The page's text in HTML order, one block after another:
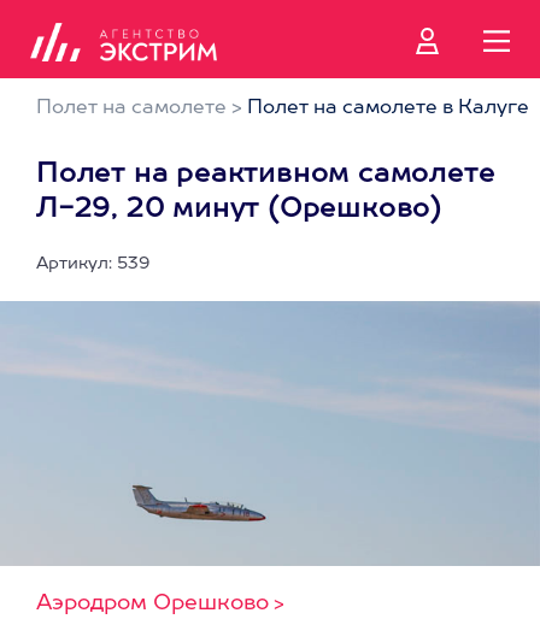
Полет на самолете > Полет на самолете в Калуге
Полет на реактивном самолете
Л-29, 20 минут (Орешково)
Артикул: 539
Аэродром Орешково >